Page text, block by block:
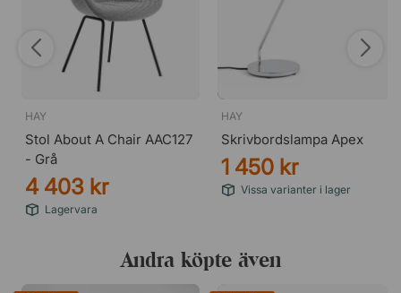
HAY
Stol About A Chair AAC127
- Grå
4 403 kr
Lagervara
HAY
Skrivbordslampa Apex
1 450 kr
Vissa varianter i lager
Andra köpte även